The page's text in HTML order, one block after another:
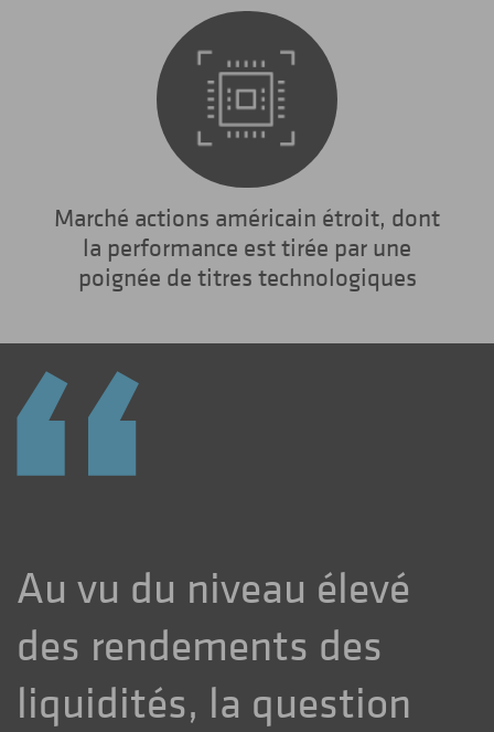
Marché actions américain étroit, dont
la performance est tirée par une
poignée de titres technologiques
Au vu du niveau élevé
des rendements des
liquidités, la question